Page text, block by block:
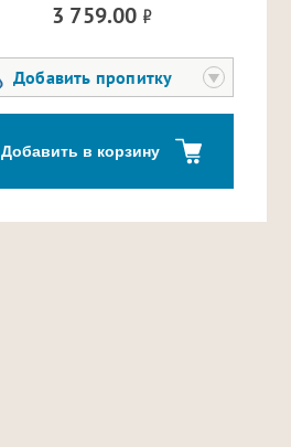
3 759.00
Добавить пропитку
Добавить в корзину